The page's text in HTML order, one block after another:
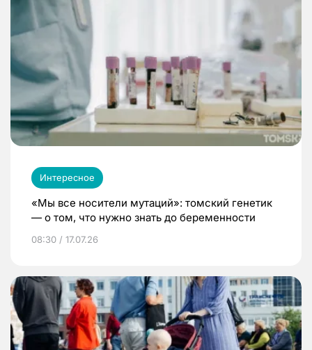
Интересное
«Мы все носители мутаций»: томский генетик
— о том, что нужно знать до беременности
08:30 / 17.07.26